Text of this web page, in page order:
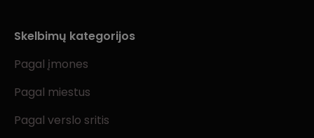
Skelbimų kategorijos
Pagal įmones
Pagal miestus
Pagal verslo sritis